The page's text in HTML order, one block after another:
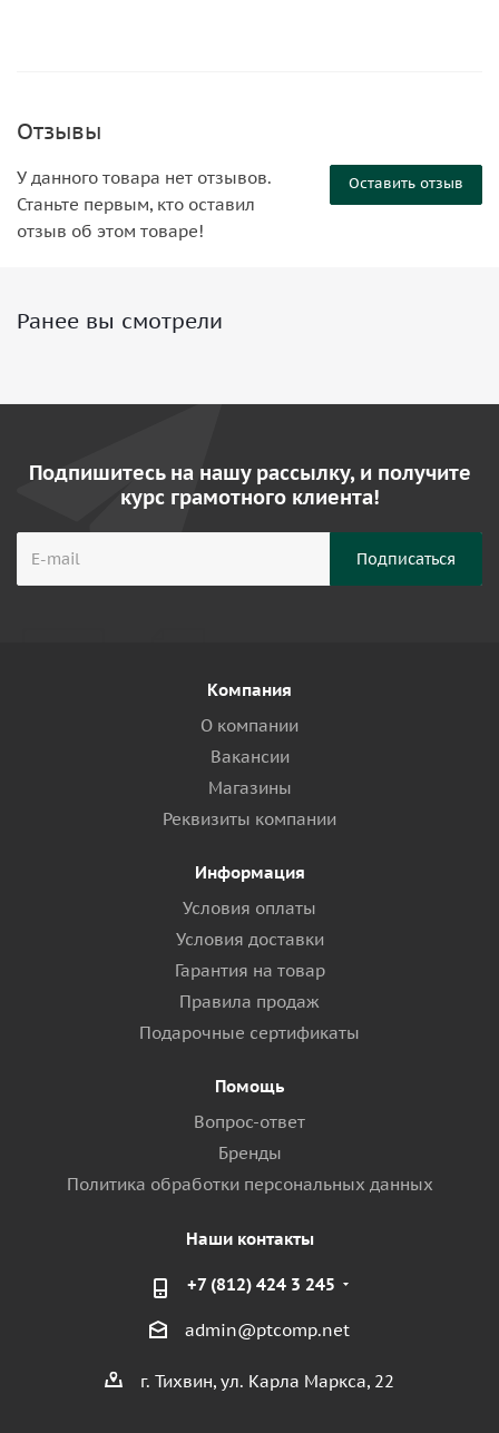
Отзывы
Оставить отзыв
У данного товара нет отзывов.
Станьте первым, кто оставил
отзыв об этом товаре!
Ранее вы смотрели
Подпишитесь на нашу рассылку, и получите
курс грамотного клиента!
Компания
О компании
Вакансии
Магазины
Реквизиты компании
Информация
Условия оплаты
Условия доставки
Гарантия на товар
Правила продаж
Подарочные сертификаты
Помощь
Вопрос-ответ
Бренды
Политика обработки персональных данных
Наши контакты
+7 (812) 424 3 245
admin@ptcomp.net
г. Тихвин, ул. Карла Маркса, 22